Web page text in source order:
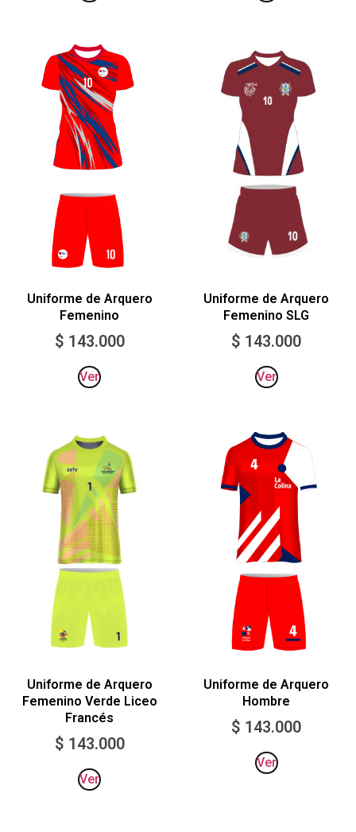
Uniforme de Arquero
Femenino
$ 143.000
Ver
Uniforme de Arquero
Femenino SLG
$ 143.000
Ver
Uniforme de Arquero
Femenino Verde Liceo
Francés
$ 143.000
Ver
Uniforme de Arquero
Hombre
$ 143.000
Ver